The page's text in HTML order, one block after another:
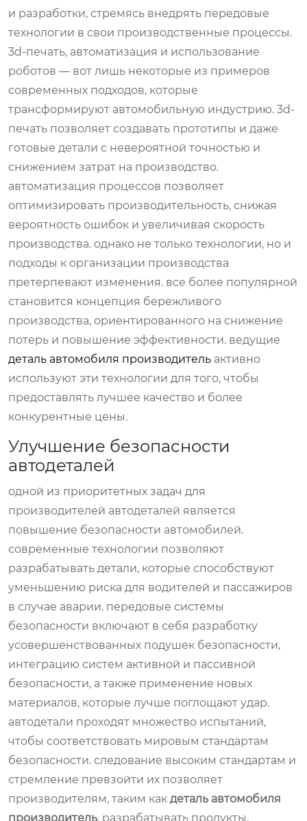
и разработки, стремясь внедрять передовые
технологии в свои производственные процессы.
3d-печать, автоматизация и использование
роботов — вот лишь некоторые из примеров
современных подходов, которые
трансформируют автомобильную индустрию. 3d-
печать позволяет создавать прототипы и даже
готовые детали с невероятной точностью и
снижением затрат на производство.
автоматизация процессов позволяет
оптимизировать производительность, снижая
вероятность ошибок и увеличивая скорость
производства. однако не только технологии, но и
подходы к организации производства
претерпевают изменения. все более популярной
становится концепция бережливого
производства, ориентированного на снижение
потерь и повышение эффективности. ведущие
деталь автомобиля производитель активно
используют эти технологии для того, чтобы
предоставлять лучшее качество и более
конкурентные цены.
Улучшение безопасности
автодеталей
одной из приоритетных задач для
производителей автодеталей является
повышение безопасности автомобилей.
современные технологии позволяют
разрабатывать детали, которые способствуют
уменьшению риска для водителей и пассажиров
в случае аварии. передовые системы
безопасности включают в себя разработку
усовершенствованных подушек безопасности,
интеграцию систем активной и пассивной
безопасности, а также применение новых
материалов, которые лучше поглощают удар.
автодетали проходят множество испытаний,
чтобы соответствовать мировым стандартам
безопасности. следование высоким стандартам и
стремление превзойти их позволяет
производителям, таким как деталь автомобиля
производитель, разрабатывать продукты,